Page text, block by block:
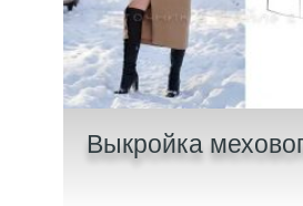
Выкройка